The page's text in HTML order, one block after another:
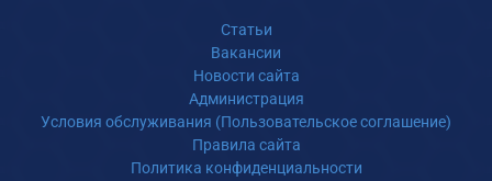
Статьи
Вакансии
Новости сайта
Администрация
Условия обслуживания (Пользовательское соглашение)
Правила сайта
Политика конфиденциальности